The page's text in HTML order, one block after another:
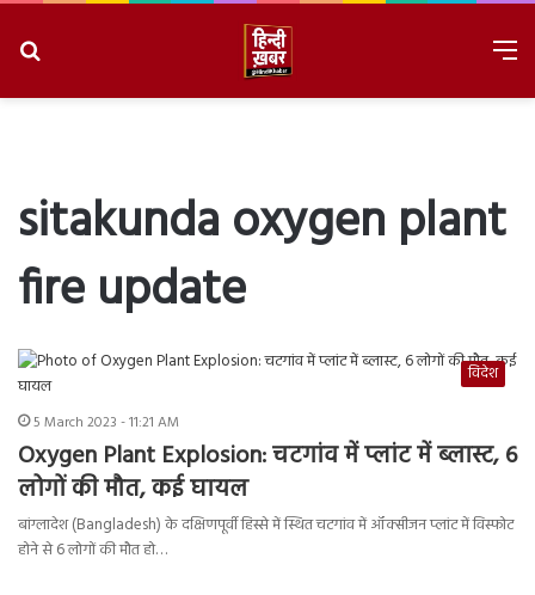
sitakunda oxygen plant
fire update
विदेश
5 March 2023 - 11:21 AM
Oxygen Plant Explosion: चटगांव में प्लांट में ब्लास्ट, 6
लोगों की मौत, कई घायल
बांग्लादेश (Bangladesh) के दक्षिणपूर्वी हिस्से में स्थित चटगांव में ऑक्सीजन प्लांट में विस्फोट
होने से 6 लोगों की मौत हो…